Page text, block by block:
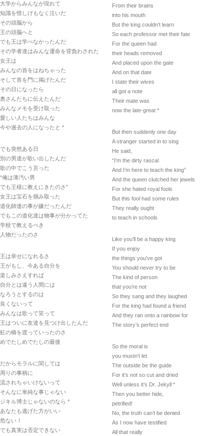
大学からみんなが現れて
知識を惜しげもなく注いだ
その頭脳から
王の頭脳へと
でも王は学べなかったんだ
その学者達はみんな運命を背負わされた
女王は
みんなの首をはねちゃった
そして首を門に掲げたんだ
その日になったら
奥さんたちに伝えたんだ
みんなメモを受け取った
愛しい人たちはみんな
今や過去の人になったと *
でも突然ある日
別の男達が歌い出したんだ
歌の中でこう言った
“俺は薄汚い男
でも王様に教えにきたのさ”
女王は宝石を掴み取った
道化師達の事が嫌だったんだ
でもこの道化達は物事が分かってた
学校で教えるべき
人物だったのさ
王は幸せになれるさ
王がもし、今ある自分を
楽しみさえすれば
自分とは違う人間には
なろうとするのは
良くないって
みんなは歌って笑って
王はついに友達を見つけ出したんだ
虹の橋を渡っていったのさ
めでたしめでたしの最後
だからモラルに関しては
周りの事柄に
流されちゃいけないって
そんなに単純な事じゃない
ジキル博士じゃないのなら *
あなたも逃げた方がいい
危ない！
でも真実は否定できない
From their brains
into his mouth
But the king couldn’t learn
So each professor met their fate
For the queen had
their heads removed
And placed upon the gate
And on that date
I state their wives
all got a note
Their mate was
now the late-great *
But then suddenly one day
A stranger started in to sing
He said,
“I’m the dirty rascal
And I’m here to teach the king”
And the queen clutched her jewels
For she hated royal fools
But this fool had some rules
They really ought
to teach in schools
Like you’ll be a happy king
If you enjoy
the things you’ve got
You should never try to be
The kind of person
that you’re not
So they sang and they laughed
For the king had found a friend
And they ran onto a rainbow for
The story’s perfect end
So the moral is
you mustn’t let
The outside be the guide
For it’s not so cut and dried
Well unless it’s Dr. Jekyll *
Then you better hide,
petrified!
No, the truth can’t be denied
As I now have testified
All that really